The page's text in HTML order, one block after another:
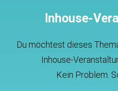
Inhouse-
Du möchtest dieses
Inhouse-
Kein Problem.